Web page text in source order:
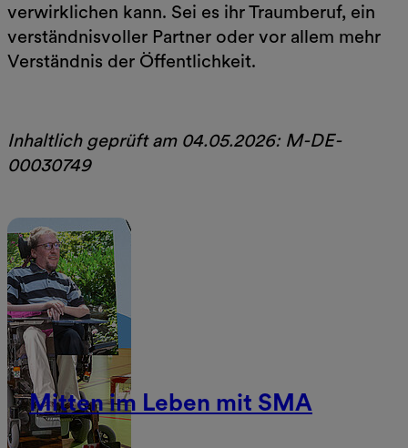
verwirklichen kann. Sei es ihr Traumberuf, ein
verständnisvoller Partner oder vor allem mehr
Verständnis der Öffentlichkeit.
Inhaltlich geprüft am 04.05.2026: M-DE-
00030749
Mitten im Leben mit SMA